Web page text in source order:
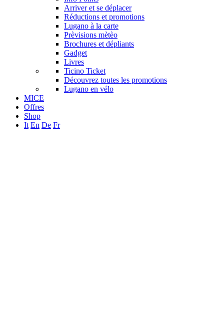
Arriver et se déplacer
Réductions et promotions
Lugano à la carte
Prèvisions mètèo
Brochures et dépliants
Gadget
Livres
Ticino Ticket
Découvrez toutes les promotions
Lugano en vélo
MICE
Offres
Shop
It En De Fr